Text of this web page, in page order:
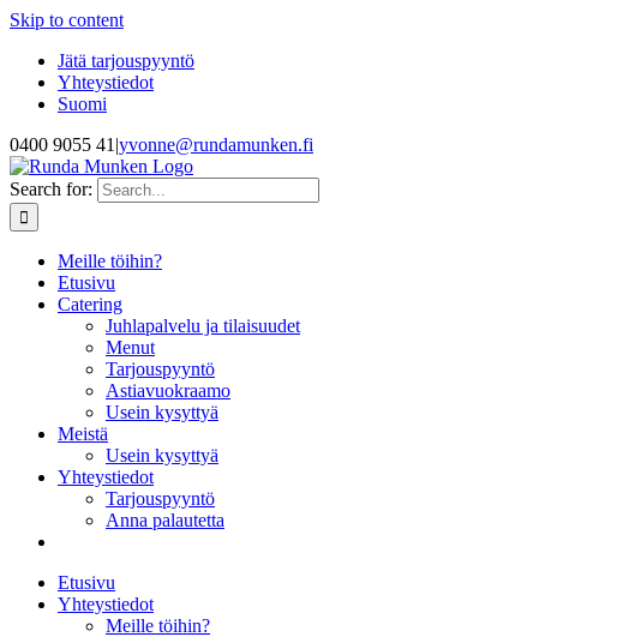
Skip to content
Jätä tarjouspyyntö
Yhteystiedot
Suomi
0400 9055 41 |yvonne@rundamunken.fi
Search for:
Meille töihin?
Etusivu
Catering
Juhlapalvelu ja tilaisuudet
Menut
Tarjouspyyntö
Astiavuokraamo
Usein kysyttyä
Meistä
Usein kysyttyä
Yhteystiedot
Tarjouspyyntö
Anna palautetta
Etusivu
Yhteystiedot
Meille töihin?